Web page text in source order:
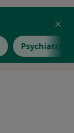
Psychiatra